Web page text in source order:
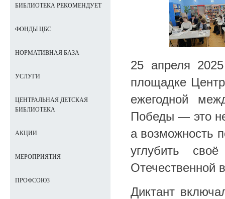
25 апреля
площадке
ежегодной
Победы — это
а возможность
углубить
Отечественной
Диктант
БИБЛИОТЕКА РЕКОМЕНДУЕТ
ФОНДЫ ЦБС
НОРМАТИВНАЯ БАЗА
УСЛУГИ
ЦЕНТРАЛЬНАЯ ДЕТСКАЯ
БИБЛИОТЕКА
АКЦИИ
МЕРОПРИЯТИЯ
ПРОФСОЮЗ